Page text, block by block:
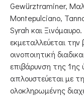
Gewürztraminer,
Montepulciano,
Syrah και
εκμεταλλεύεται
οινοποιητική
επιβάρυνση της 1ης
απλουστεύεται με
ολοκληρωμένης